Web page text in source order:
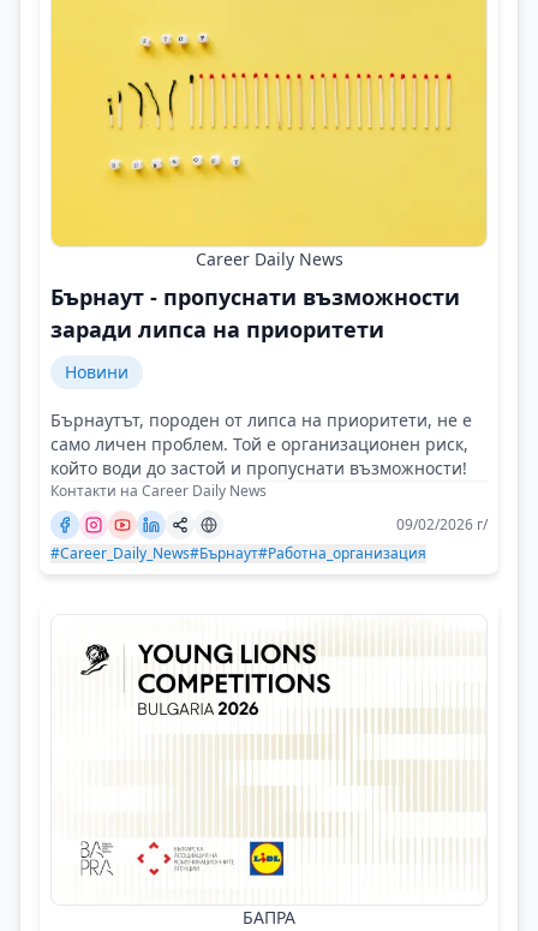
Career Daily News
Бърнаут - пропуснати възможности
заради липса на приоритети
Новини
Бърнаутът, породен от липса на приоритети, не е
само личен проблем. Той е организационен риск,
който води до застой и пропуснати възможности!
Контакти на Career Daily News
09/02/2026 г/
#Career_Daily_News#Бърнаут#Работна_организация
БАПРА